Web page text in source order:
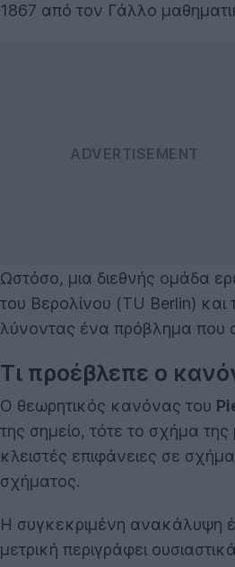
1867 από τον Γάλλο
Ωστόσο, μια διεθνής ομάδα
του Βερολίνου (TU Berlin) και
λύνοντας ένα πρόβλημα που
Τι προέβλεπε ο
Ο θεωρητικός κανόνας του
της σημείο, τότε το σχήμα
κλειστές επιφάνειες σε
σχήματος.
Η συγκεκριμένη ανακάλυψη
μετρική περιγράφει